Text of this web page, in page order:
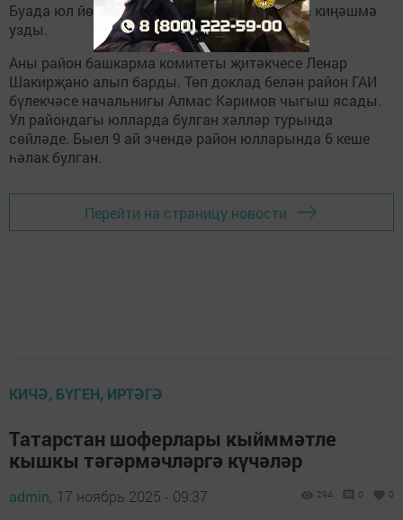
Буада юл йөрү кагыйдәләрен саклау буенча киңәшмә
узды.
Аны район башкарма комитеты җитәкчесе Ленар
Шакирҗано алып барды. Төп доклад белән район ГАИ
бүлекчәсе начальнигы Алмас Кәримов чыгыш ясады.
Ул райондагы юлларда булган хәлләр турында
сөйләде. Быел 9 ай эчендә район юлларында 6 кеше
һәлак булган.
Перейти на страницу новости
КИЧӘ, БҮГЕН, ИРТӘГӘ
Татарстан шоферлары кыйммәтле
кышкы тәгәрмәчләргә күчәләр
admin, 17 ноябрь 2025 - 09:37 294 0 0